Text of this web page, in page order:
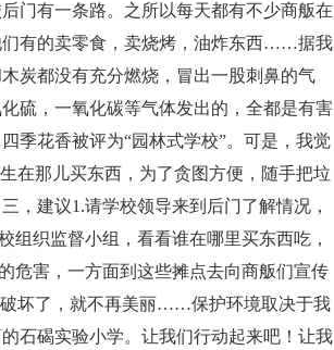
门有一条路。之所以每天都有不少商舨在
们有的卖零食，卖烧烤，油炸东西……据我
炭都没有充分燃烧，冒出一股刺鼻的气
硫，一氧化碳等气体发出的，全都是有害
季花香被评为“园林式学校”。可是，我觉
在那儿买东西，为了贪图方便，随手把垃
，建议1.请学校领导来到后门了解情况，
组织监督小组，看看谁在哪里买东西吃，
危害，一方面到这些摊点去向商舨们宣传
坏了，就不再美丽……保护环境取决于我
石碣实验小学。让我们行动起来吧！让我